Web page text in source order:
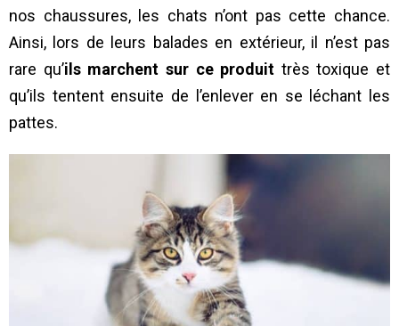
nos chaussures, les chats n’ont pas cette chance.
Ainsi, lors de leurs balades en extérieur, il n’est pas
rare qu’ils marchent sur ce produit très toxique et
qu’ils tentent ensuite de l’enlever en se léchant les
pattes.